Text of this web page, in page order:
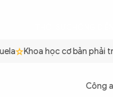
Khoa học cơ bản phải trở
Công